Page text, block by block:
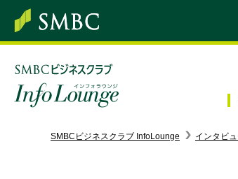
SMBCビジネスクラブ InfoLounge インタビ